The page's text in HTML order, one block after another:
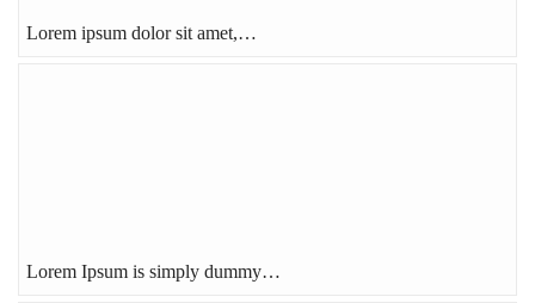
Lorem ipsum dolor sit amet,…
Lorem Ipsum is simply dummy…